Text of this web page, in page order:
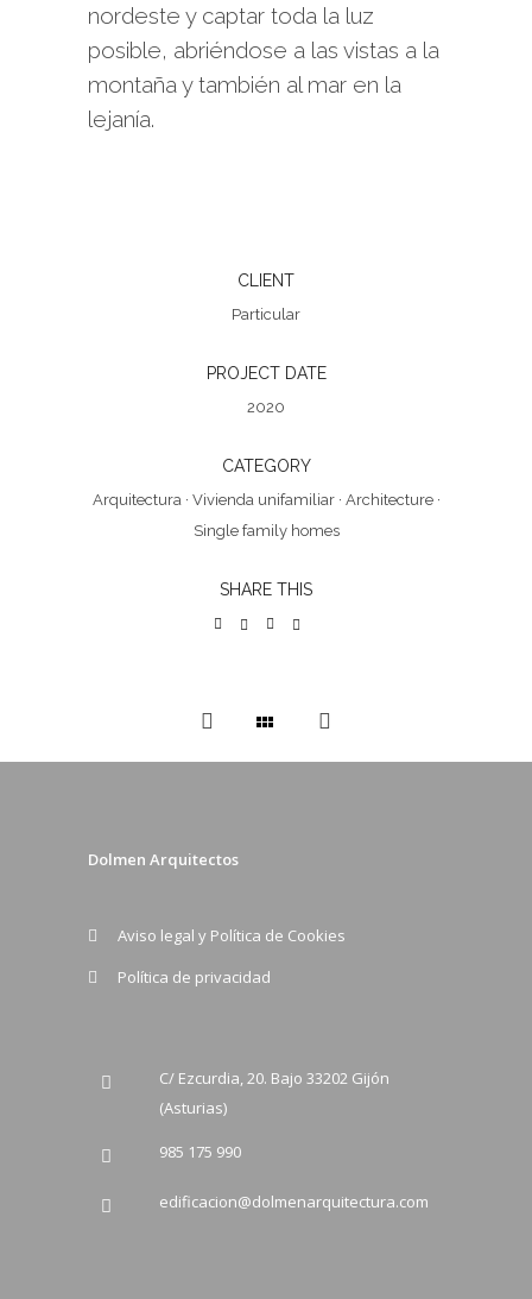
nordeste y captar toda la luz
posible, abriéndose a las vistas a la
montaña y también al mar en la
lejanía.
CLIENT
Particular
PROJECT DATE
2020
CATEGORY
Arquitectura · Vivienda unifamiliar· Architecture·
Single family homes
SHARE THIS
Dolmen Arquitectos
Aviso legal y Política de Cookies
Política de privacidad
C/ Ezcurdia, 20. Bajo 33202 Gijón
(Asturias)
985 175 990
edificacion@dolmenarquitectura.com